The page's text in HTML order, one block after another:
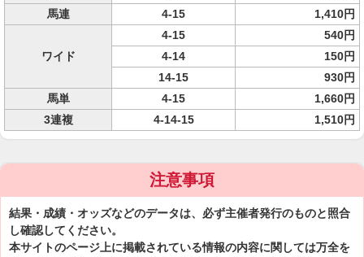
馬連
4-15 1,410円
ワイド
4-15
540円
4-14
150円
14-15
930円
馬単
4-15
1,660円
3連複
4-14-15 1,510円
注意事項
結果・成績・オッズなどのデータは、必ず主催者発行のものと照合
し確認してください。
本サイトのページ上に掲載されている情報の内容に関しては万全を